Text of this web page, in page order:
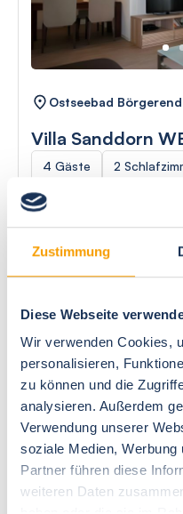
Zustimmung
Diese Webseite
Wir verwenden Cookies,
personalisieren,
zu können und die
analysieren. Außerdem
Verwendung unserer
soziale Medien, Werbung
Partner führen diese
weiteren Daten
Ostseebad
Villa Sanddorn
4 Gäste 2
Strand: 150m
4.8 33 Bewertungen